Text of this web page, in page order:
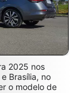
2025 nos
Brasília, no
o modelo de